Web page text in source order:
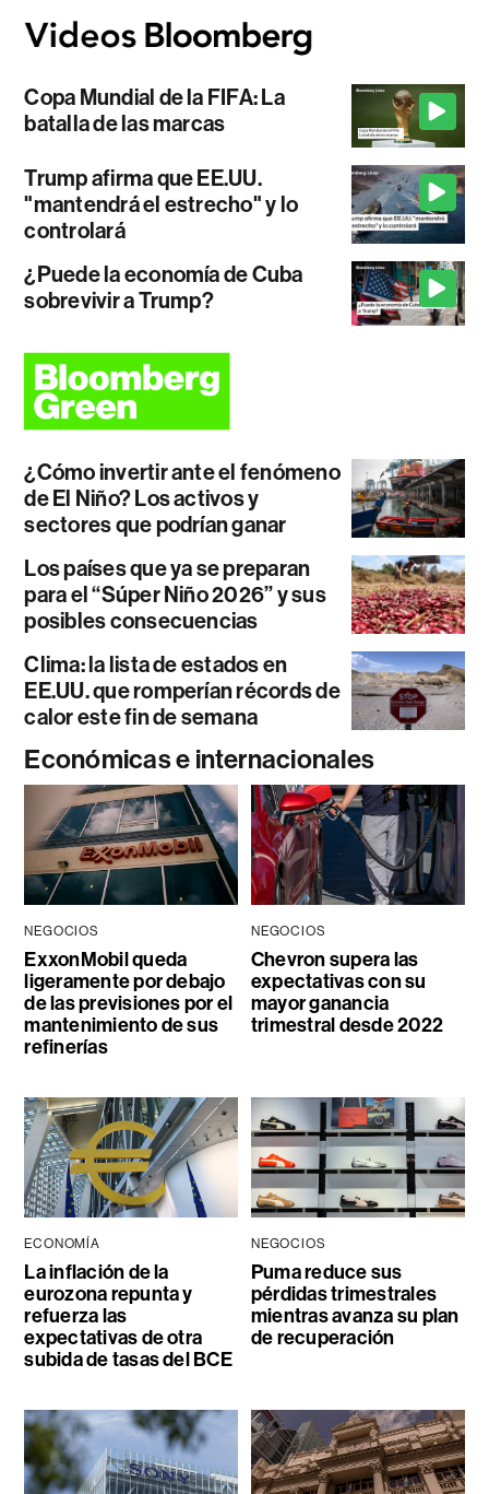
Copa Mundial de la FIFA: La
batalla de las marcas
Trump afirma que EE.UU.
"mantendrá el estrecho" y lo
controlará
¿Puede la economía de Cuba
sobrevivir a Trump?
¿Cómo invertir ante el fenómeno
de El Niño? Los activos y
sectores que podrían ganar
Los países que ya se preparan
para el “Súper Niño 2026” y sus
posibles consecuencias
Clima: la lista de estados en
EE.UU. que romperían récords de
calor este fin de semana
Económicas e internacionales
NEGOCIOS
ExxonMobil queda
ligeramente por debajo
de las previsiones por el
mantenimiento de sus
refinerías
NEGOCIOS
Chevron supera las
expectativas con su
mayor ganancia
trimestral desde 2022
ECONOMÍA
La inflación de la
eurozona repunta y
refuerza las
expectativas de otra
subida de tasas del BCE
NEGOCIOS
Puma reduce sus
pérdidas trimestrales
mientras avanza su plan
de recuperación